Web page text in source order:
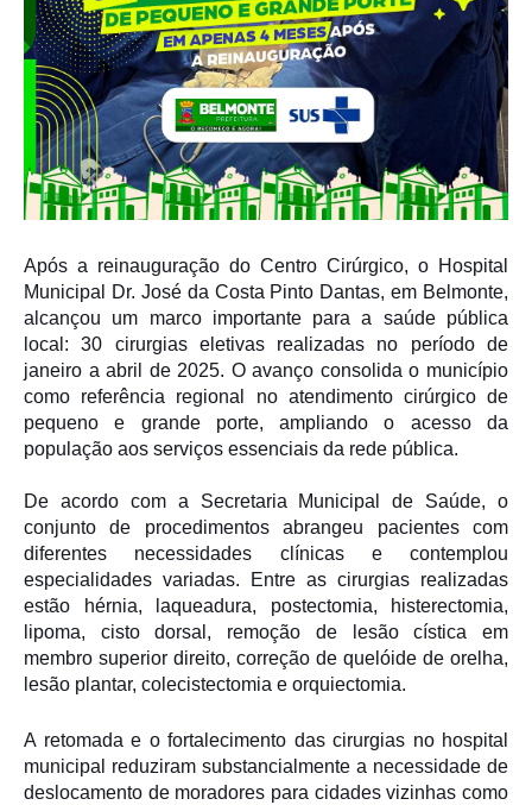
Após a reinauguração do Centro Cirúrgico, o Hospital
Municipal Dr. José da Costa Pinto Dantas, em Belmonte,
alcançou um marco importante para a saúde pública
local: 30 cirurgias eletivas realizadas no período de
janeiro a abril de 2025. O avanço consolida o município
como referência regional no atendimento cirúrgico de
pequeno e grande porte, ampliando o acesso da
população aos serviços essenciais da rede pública.
De acordo com a Secretaria Municipal de Saúde, o
conjunto de procedimentos abrangeu pacientes com
diferentes necessidades clínicas e contemplou
especialidades variadas. Entre as cirurgias realizadas
estão hérnia, laqueadura, postectomia, histerectomia,
lipoma, cisto dorsal, remoção de lesão cística em
membro superior direito, correção de quelóide de orelha,
lesão plantar, colecistectomia e orquiectomia.
A retomada e o fortalecimento das cirurgias no hospital
municipal reduziram substancialmente a necessidade de
deslocamento de moradores para cidades vizinhas como